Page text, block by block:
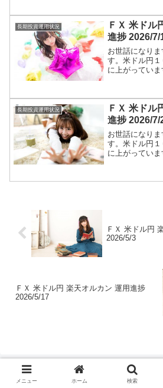
つぁつぁつぁ
て書いています
長期投資運用状況
ＦＸ 米ドル
進捗 2026/7/
お世話になり
す。米ドル円
に上がってい
す。米ドル円
今後のつぁつ
円】に全て書
長期投資運用状況
ＦＸ 米ドル
進捗 2026/7/
お世話になり
す。米ドル円
に上がってい
す。米ドル円
今後のつぁつ
ＦＸ 米ドル円
2026/5/3
ＦＸ 米ドル円 楽天オルカン 運用進捗
2026/5/17
メニュー ホーム 検索